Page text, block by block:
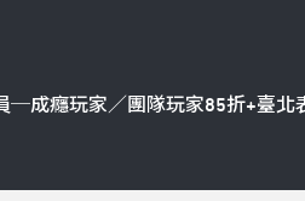
─成癮玩家／團隊玩家85折+臺